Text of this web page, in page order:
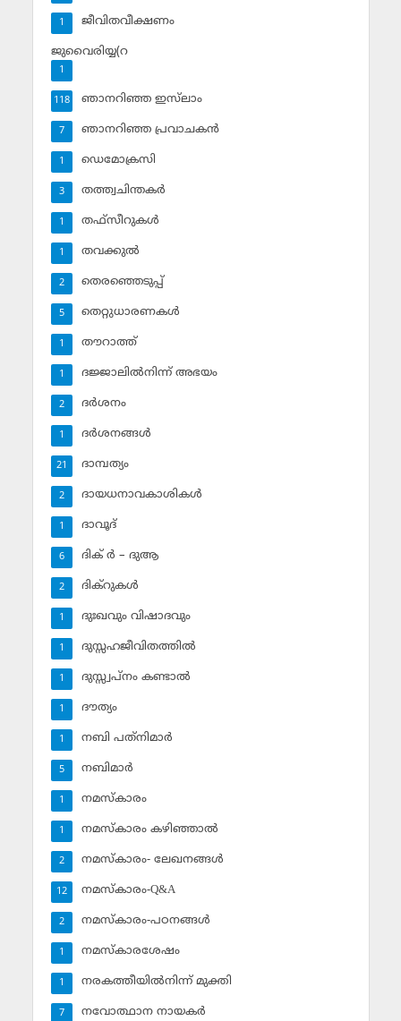
ജീവിതവീക്ഷണം
1
ജുവൈരിയ്യ(റ
1
ഞാനറിഞ്ഞ ഇസ്‌ലാം
118
ഞാനറിഞ്ഞ പ്രവാചകന്‍
7
ഡെമോക്രസി
1
തത്ത്വചിന്തകര്‍
3
തഫ്‌സീറുകള്‍
1
തവക്കുല്‍
1
തെരഞ്ഞെടുപ്പ്
2
തെറ്റുധാരണകള്‍
5
തൗറാത്ത്
1
ദജ്ജാലില്‍നിന്ന് അഭയം
1
ദര്‍ശനം
2
ദര്‍ശനങ്ങള്‍
1
ദാമ്പത്യം
21
ദായധനാവകാശികള്‍
2
ദാവൂദ്‌
1
ദിക് ര്‍ – ദുആ
6
ദിക്‌റുകള്‍
2
ദുഃഖവും വിഷാദവും
1
ദുസ്സഹജീവിതത്തില്‍
1
ദുസ്സ്വപ്‌നം കണ്ടാല്‍
1
ദൗത്യം
1
നബി പത്‌നിമാര്‍
1
നബിമാര്‍
5
നമസ്‌കാരം
1
നമസ്‌കാരം കഴിഞ്ഞാല്‍
1
നമസ്‌കാരം- ലേഖനങ്ങള്‍
2
നമസ്‌കാരം-Q&A
12
നമസ്‌കാരം-പഠനങ്ങള്‍
2
നമസ്‌കാരശേഷം
1
നരകത്തീയില്‍നിന്ന് മുക്തി
1
നവോത്ഥാന നായകര്‍
7